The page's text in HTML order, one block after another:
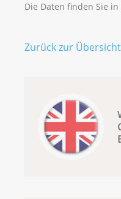
Die Daten finden Sie
Zurück zur Übersicht